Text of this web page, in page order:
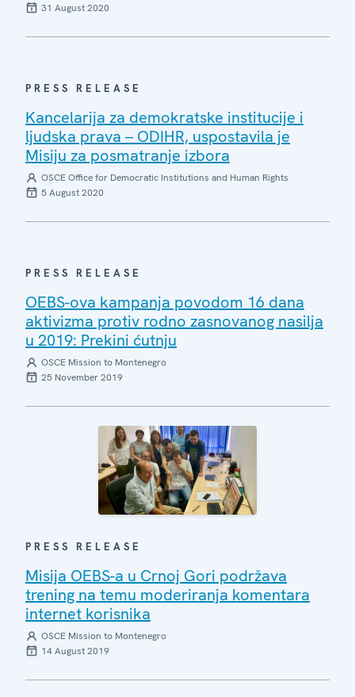
31 August 2020
PRESS RELEASE
Kancelarija za demokratske institucije i
ljudska prava – ODIHR, uspostavila je
Misiju za posmatranje izbora
OSCE Office for Democratic Institutions and Human Rights
5 August 2020
PRESS RELEASE
OEBS-ova kampanja povodom 16 dana
aktivizma protiv rodno zasnovanog nasilja
u 2019: Prekini ćutnju
OSCE Mission to Montenegro
25 November 2019
PRESS RELEASE
Misija OEBS-a u Crnoj Gori podržava
trening na temu moderiranja komentara
internet korisnika
OSCE Mission to Montenegro
14 August 2019